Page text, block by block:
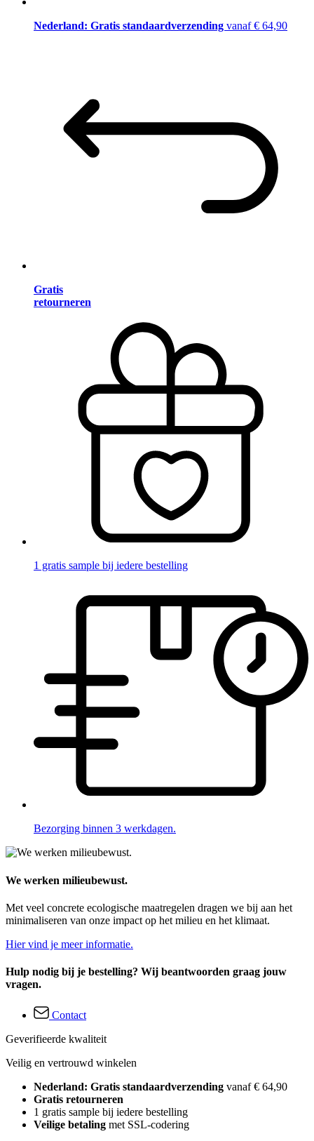
Nederland: Gratis standaardverzending vanaf € 64,90
Gratis
retourneren
1 gratis sample bij iedere bestelling
Bezorging binnen 3 werkdagen.
We werken milieubewust.
Met veel concrete ecologische maatregelen dragen we bij aan het
minimaliseren van onze impact op het milieu en het klimaat.
Hier vind je meer informatie.
Hulp nodig bij je bestelling? Wij beantwoorden graag jouw
vragen.
Contact
Geverifieerde kwaliteit
Veilig en vertrouwd winkelen
Nederland: Gratis standaardverzending vanaf € 64,90
Gratis retourneren
1 gratis sample bij iedere bestelling
Veilige betaling met SSL-codering